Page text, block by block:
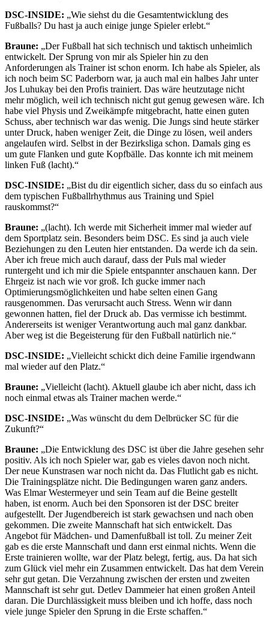
DSC-INSIDE: „Wie siehst du die Gesamtentwicklung des
Fußballs? Du hast ja auch einige junge Spieler erlebt.“
Braune: „Der Fußball hat sich technisch und taktisch unheimlich
entwickelt. Der Sprung von mir als Spieler hin zu den
Anforderungen als Trainer ist schon enorm. Ich habe als Spieler, als
ich noch beim SC Paderborn war, ja auch mal ein halbes Jahr unter
Jos Luhukay bei den Profis trainiert. Das wäre heutzutage nicht
mehr möglich, weil ich technisch nicht gut genug gewesen wäre. Ich
habe viel Physis und Zweikämpfe mitgebracht, hatte einen guten
Schuss, aber technisch war das wenig. Die Jungs sind heute stärker
unter Druck, haben weniger Zeit, die Dinge zu lösen, weil anders
angelaufen wird. Selbst in der Bezirksliga schon. Damals ging es
um gute Flanken und gute Kopfbälle. Das konnte ich mit meinem
linken Fuß (lacht).“
DSC-INSIDE: „Bist du dir eigentlich sicher, dass du so einfach aus
dem typischen Fußballrhythmus aus Training und Spiel
rauskommst?“
Braune: „(lacht). Ich werde mit Sicherheit immer mal wieder auf
dem Sportplatz sein. Besonders beim DSC. Es sind ja auch viele
Beziehungen zu den Leuten hier entstanden. Da werde ich da sein.
Aber ich freue mich auch darauf, dass der Puls mal wieder
runtergeht und ich mir die Spiele entspannter anschauen kann. Der
Ehrgeiz ist nach wie vor groß. Ich gucke immer nach
Optimierungsmöglichkeiten und habe selten einen Gang
rausgenommen. Das verursacht auch Stress. Wenn wir dann
gewonnen hatten, fiel der Druck ab. Das vermisse ich bestimmt.
Andererseits ist weniger Verantwortung auch mal ganz dankbar.
Aber weg ist die Begeisterung für den Fußball natürlich nie.“
DSC-INSIDE: „Vielleicht schickt dich deine Familie irgendwann
mal wieder auf den Platz.“
Braune: „Vielleicht (lacht). Aktuell glaube ich aber nicht, dass ich
noch einmal etwas als Trainer machen werde.“
DSC-INSIDE: „Was wünscht du dem Delbrücker SC für die
Zukunft?“
Braune: „Die Entwicklung des DSC ist über die Jahre gesehen sehr
positiv. Als ich noch Spieler war, gab es vieles davon noch nicht.
Der neue Kunstrasen war noch nicht da. Das Flutlicht gab es nicht.
Die Trainingsplätze nicht. Die Bedingungen waren ganz anders.
Was Elmar Westermeyer und sein Team auf die Beine gestellt
haben, ist enorm. Auch bei den Sponsoren ist der DSC breiter
aufgestellt. Der Jugendbereich ist stark gewachsen und nach oben
gekommen. Die zweite Mannschaft hat sich entwickelt. Das
Angebot für Mädchen- und Damenfußball ist toll. Zu meiner Zeit
gab es die erste Mannschaft und dann erst einmal nichts. Wenn die
Erste trainieren wollte, war der Platz belegt, fertig, aus. Da hat sich
zum Glück viel mehr ein Zusammen entwickelt. Das hat dem Verein
sehr gut getan. Die Verzahnung zwischen der ersten und zweiten
Mannschaft ist sehr gut. Detlev Dammeier hat einen großen Anteil
daran. Die Durchlässigkeit muss bleiben und ich hoffe, dass noch
viele junge Spieler den Sprung in die Erste schaffen.“